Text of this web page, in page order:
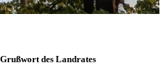
Grußwort des Landrates